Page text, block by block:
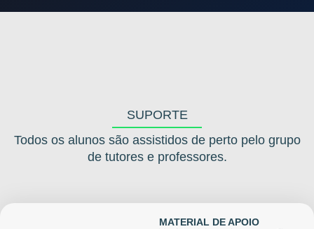
SUPORTE
Todos os alunos são assistidos de perto pelo grupo
de tutores e professores.
MATERIAL DE APOIO